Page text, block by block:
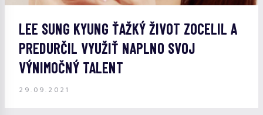
LEE SUNG KYUNG ŤAŽKÝ ŽIVOT ZOCELIL A
PREDURČIL VYUŽIŤ NAPLNO SVOJ
VÝNIMOČNÝ TALENT
29.09.2021